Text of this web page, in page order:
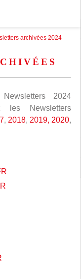
archivées 2024
2024
les Newsletters
, 2018, 2019, 2020,